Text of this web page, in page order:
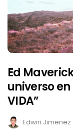
Ed
universo en
VIDA”
Edwin Jimenez